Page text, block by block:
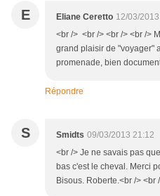
E Eliane Ceretto 12/03/
<br /> <br /> <br /> <br />
grand plaisir de "voyager"
promenade, bien
Répondre
S Smidts 09/03/2013 21:12
<br /> Je ne savais pas
bas c'est le cheval. Merci
Bisous. Roberte.<br /> <br